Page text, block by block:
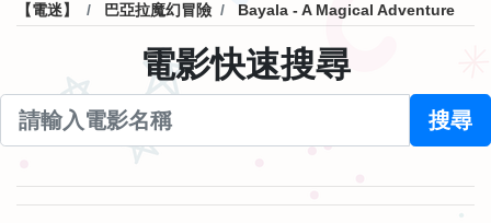
【電迷】 巴亞拉魔幻冒險 Bayala - A Magical Adventure
電影快速搜尋
搜尋